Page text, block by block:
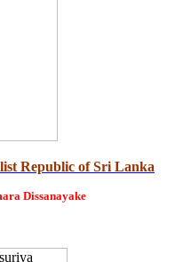
Republic of Sri Lanka
Dissanayake